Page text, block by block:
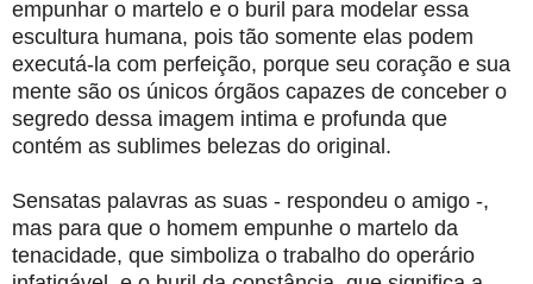
empunhar o martelo e o buril para modelar essa
escultura humana, pois tão somente elas podem
executá-la com perfeição, porque seu coração e sua
mente são os únicos órgãos capazes de conceber o
segredo dessa imagem intima e profunda que
contém as sublimes belezas do original.
Sensatas palavras as suas - respondeu o amigo -,
mas para que o homem empunhe o martelo da
tenacidade, que simboliza o trabalho do operário